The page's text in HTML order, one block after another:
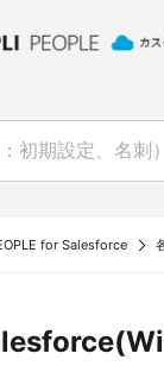
for Salesforce